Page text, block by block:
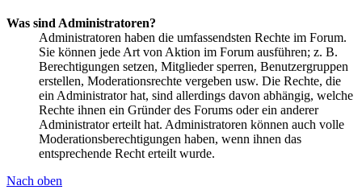
Was sind Administratoren?
Administratoren haben die umfassendsten Rechte im Forum.
Sie können jede Art von Aktion im Forum ausführen; z. B.
Berechtigungen setzen, Mitglieder sperren, Benutzergruppen
erstellen, Moderationsrechte vergeben usw. Die Rechte, die
ein Administrator hat, sind allerdings davon abhängig, welche
Rechte ihnen ein Gründer des Forums oder ein anderer
Administrator erteilt hat. Administratoren können auch volle
Moderationsberechtigungen haben, wenn ihnen das
entsprechende Recht erteilt wurde.
Nach oben